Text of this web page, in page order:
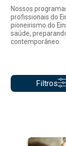
Nossos
profissionais do
pioneirismo do
saúde,
contemporâneo.
Filtros